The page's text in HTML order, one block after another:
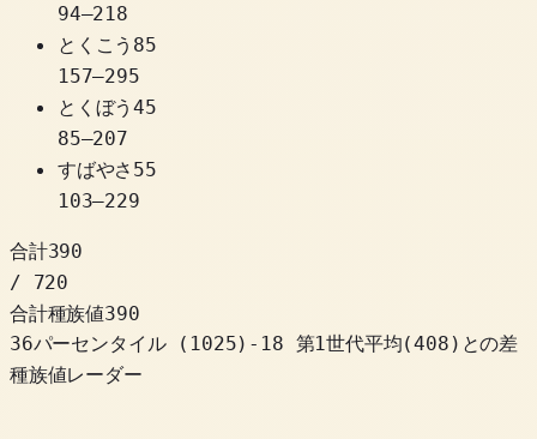
94–218
とくこう 85
157–295
とくぼう45
85–207
すばやさ 55
103–229
合計390
/ 720
合計種族値390
36パーセンタイル
( 1025) -18 第1世代平均(408)との差
種族値レーダー